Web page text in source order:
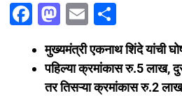
F
c
M
a
st
o
E
ai
l
h
ar
e
मुख्यमंत्री एकनाथ शिंदे यांची
पहिल्या क्रमांकास रु.5 लाख,
तर तिसऱ्या क्रमांकास रु.2 लाख